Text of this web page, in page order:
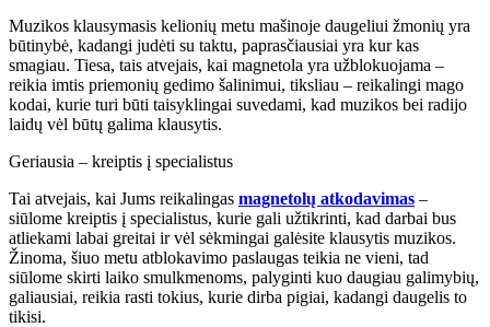
Muzikos klausymasis kelionių metu mašinoje daugeliui žmonių yra
būtinybė, kadangi judėti su taktu, paprasčiausiai yra kur kas
smagiau. Tiesa, tais atvejais, kai magnetola yra užblokuojama –
reikia imtis priemonių gedimo šalinimui, tiksliau – reikalingi mago
kodai, kurie turi būti taisyklingai suvedami, kad muzikos bei radijo
laidų vėl būtų galima klausytis.
Geriausia – kreiptis į specialistus
Tai atvejais, kai Jums reikalingas magnetolų atkodavimas –
siūlome kreiptis į specialistus, kurie gali užtikrinti, kad darbai bus
atliekami labai greitai ir vėl sėkmingai galėsite klausytis muzikos.
Žinoma, šiuo metu atblokavimo paslaugas teikia ne vieni, tad
siūlome skirti laiko smulkmenoms, palyginti kuo daugiau galimybių,
galiausiai, reikia rasti tokius, kurie dirba pigiai, kadangi daugelis to
tikisi.